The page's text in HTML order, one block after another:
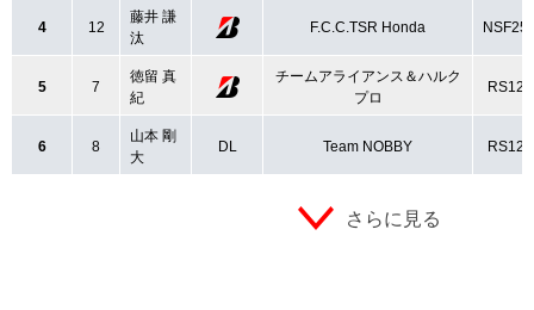
4 12
藤井 謙
汰
F.C.C.TSR Honda
5 7
徳留 真
紀
チームアライアンス＆ハルク
プロ
6 8
山本 剛
大
DL Team NOBBY
さらに見る